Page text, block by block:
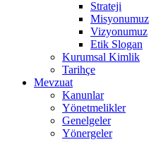
Strateji
Misyonumuz
Vizyonumuz
Etik Slogan
Kurumsal Kimlik
Tarihçe
Mevzuat
Kanunlar
Yönetmelikler
Genelgeler
Yönergeler